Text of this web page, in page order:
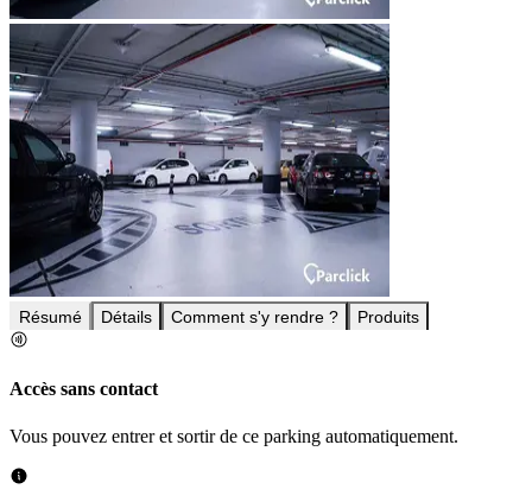
Résumé Détails Comment s'y rendre ? Produits
Accès sans contact
Vous pouvez entrer et sortir de ce parking automatiquement.